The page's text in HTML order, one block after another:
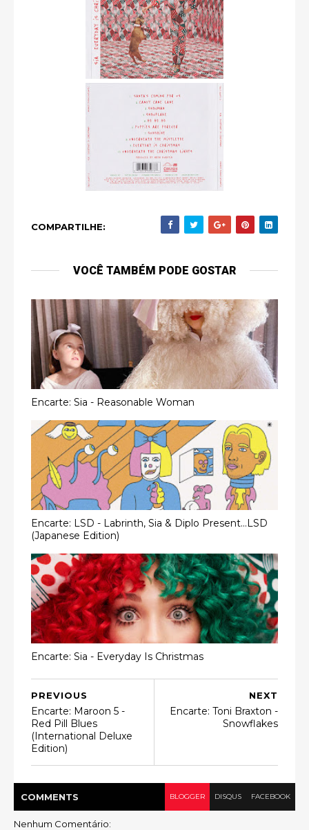
COMPARTILHE:
VOCÊ TAMBÉM PODE GOSTAR
Encarte: Sia - Reasonable Woman
Encarte: LSD - Labrinth, Sia & Diplo Present...LSD
(Japanese Edition)
Encarte: Sia - Everyday Is Christmas
NEXT
Encarte: Toni Braxton -
Snowflakes
PREVIOUS
Encarte: Maroon 5 -
Red Pill Blues
(International Deluxe
Edition)
COMMENTS BLOGGER DISQUS FACEBOOK
Nenhum Comentário: